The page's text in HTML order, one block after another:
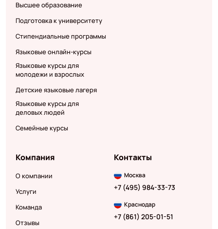
Высшее образование
Подготовка к университету
Стипендиальные программы
Языковые онлайн-курсы
Языковые курсы для
молодежи и взрослых
Детские языковые лагеря
Языковые курсы для
деловых людей
Семейные курсы
Компания
О компании
Услуги
Команда
Отзывы
Контакты
Москва
+7 (495) 984-33-73
Краснодар
+7 (861) 205-01-51